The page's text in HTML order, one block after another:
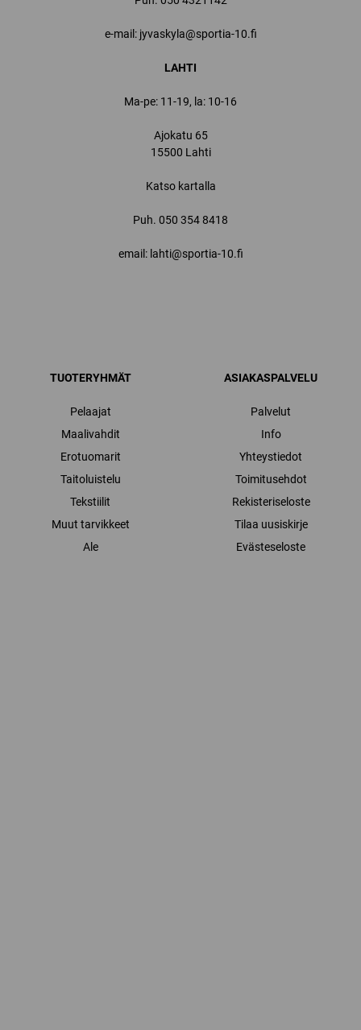
e-mail: jyvaskyla@sportia-10.fi
LAHTI
Ma-pe: 11-19, la: 10-16
Ajokatu 65
15500 Lahti
Katso kartalla
Puh. 050 354 8418
email: lahti@sportia-10.fi
TUOTERYHMÄT
Pelaajat
Maalivahdit
Erotuomarit
Taitoluistelu
Tekstiilit
Muut tarvikkeet
Ale
ASIAKASPALVELU
Palvelut
Info
Yhteystiedot
Toimitusehdot
Rekisteriseloste
Tilaa uusiskirje
Evästeseloste